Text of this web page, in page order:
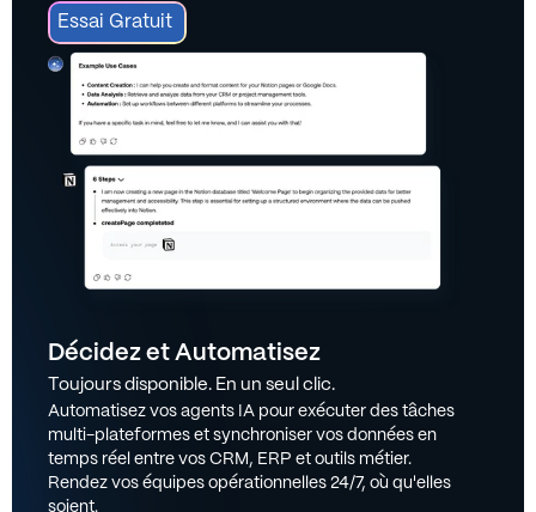
Essai Gratuit
Décidez et Automatisez
Toujours disponible. En un seul clic.
Automatisez vos agents IA pour exécuter des tâches
multi-plateformes et synchroniser vos données en
temps réel entre vos CRM, ERP et outils métier.
Rendez vos équipes opérationnelles 24/7, où qu'elles
soient.